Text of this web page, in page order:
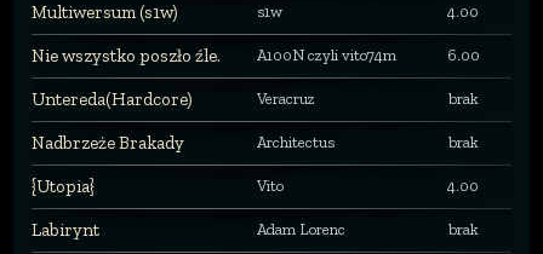
Multiwersum (s1w) s1w 4.00
Nie wszystko poszło źle. A100N czyli vito74m 6.00
Untereda(Hardcore) Veracruz brak
Nadbrzeże Brakady Architectus brak
{Utopia} Vito 4.00
Labirynt Adam Lorenc brak